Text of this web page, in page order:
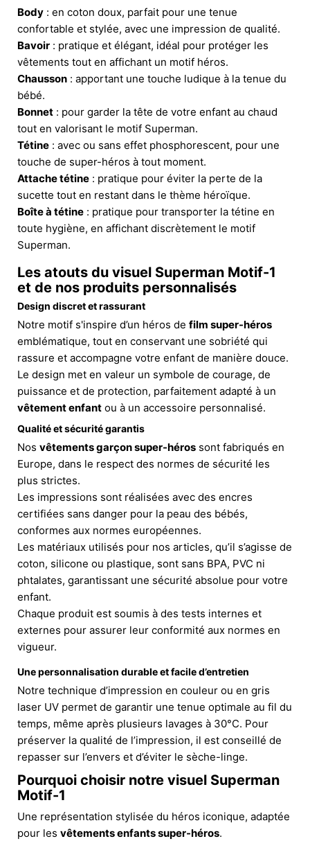
Body : en coton doux, parfait pour une tenue
confortable et stylée, avec une impression de qualité.
Bavoir : pratique et élégant, idéal pour protéger les
vêtements tout en affichant un motif héros.
Chausson : apportant une touche ludique à la tenue du
bébé.
Bonnet : pour garder la tête de votre enfant au chaud
tout en valorisant le motif Superman.
Tétine : avec ou sans effet phosphorescent, pour une
touche de super-héros à tout moment.
Attache tétine : pratique pour éviter la perte de la
sucette tout en restant dans le thème héroïque.
Boîte à tétine : pratique pour transporter la tétine en
toute hygiène, en affichant discrètement le motif
Superman.
Les atouts du visuel Superman Motif-1
et de nos produits personnalisés
Design discret et rassurant
Notre motif s'inspire d’un héros de film super-héros
emblématique, tout en conservant une sobriété qui
rassure et accompagne votre enfant de manière douce.
Le design met en valeur un symbole de courage, de
puissance et de protection, parfaitement adapté à un
vêtement enfant ou à un accessoire personnalisé.
Qualité et sécurité garantis
Nos vêtements garçon super-héros sont fabriqués en
Europe, dans le respect des normes de sécurité les
plus strictes.
Les impressions sont réalisées avec des encres
certifiées sans danger pour la peau des bébés,
conformes aux normes européennes.
Les matériaux utilisés pour nos articles, qu’il s’agisse de
coton, silicone ou plastique, sont sans BPA, PVC ni
phtalates, garantissant une sécurité absolue pour votre
enfant.
Chaque produit est soumis à des tests internes et
externes pour assurer leur conformité aux normes en
vigueur.
Une personnalisation durable et facile d’entretien
Notre technique d’impression en couleur ou en gris
laser UV permet de garantir une tenue optimale au fil du
temps, même après plusieurs lavages à 30°C. Pour
préserver la qualité de l’impression, il est conseillé de
repasser sur l’envers et d’éviter le sèche-linge.
Pourquoi choisir notre visuel Superman
Motif-1
Une représentation stylisée du héros iconique, adaptée
pour les vêtements enfants super-héros.